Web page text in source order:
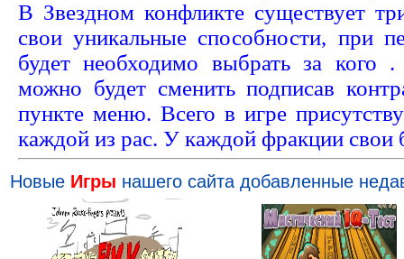
В Звездном конфликте существует
свои уникальные способности, при
будет необходимо выбрать за кого
можно будет сменить подписав
пункте меню. Всего в игре
каждой из рас. У каждой фракции свои
Новые Игры нашего сайта добавленные